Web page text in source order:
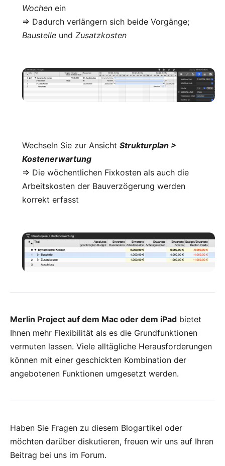
Wochen ein
=> Dadurch verlängern sich beide Vorgänge;
Baustelle und Zusatzkosten
Wechseln Sie zur Ansicht Strukturplan >
Kostenerwartung
=> Die wöchentlichen Fixkosten als auch die
Arbeitskosten der Bauverzögerung werden
korrekt erfasst
Merlin Project auf dem Mac oder dem iPad bietet
Ihnen mehr Flexibilität als es die Grundfunktionen
vermuten lassen. Viele alltägliche Herausforderungen
können mit einer geschickten Kombination der
angebotenen Funktionen umgesetzt werden.
Haben Sie Fragen zu diesem Blogartikel oder
möchten darüber diskutieren, freuen wir uns auf Ihren
Beitrag bei uns im Forum.